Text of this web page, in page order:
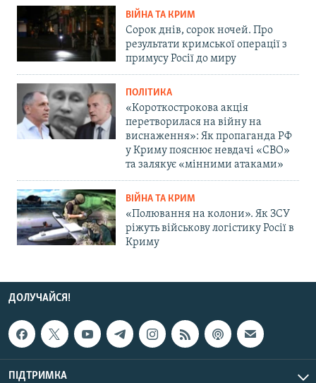
ВІЙНА ТА КРИМ
Сорок днів, сорок ночей. Про
результати кримської операції з
примусу Росії до миру
ПОЛІТИКА
«Короткострокова акція
перетворилася на війну на
виснаження»: Як пропаганда РФ
у Криму пояснює невдачі «СВО»
та залякує «мінними атаками»
ВІЙНА ТА КРИМ
«Полювання на колони». Як ЗСУ
ріжуть військову логістику Росії в
Криму
ДОЛУЧАЙСЯ!
ПІДТРИМКА